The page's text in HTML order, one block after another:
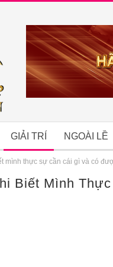
GIẢI TRÍ NGOÀI LỀ
mình thực sự cần cái gì và có
Biết Mình